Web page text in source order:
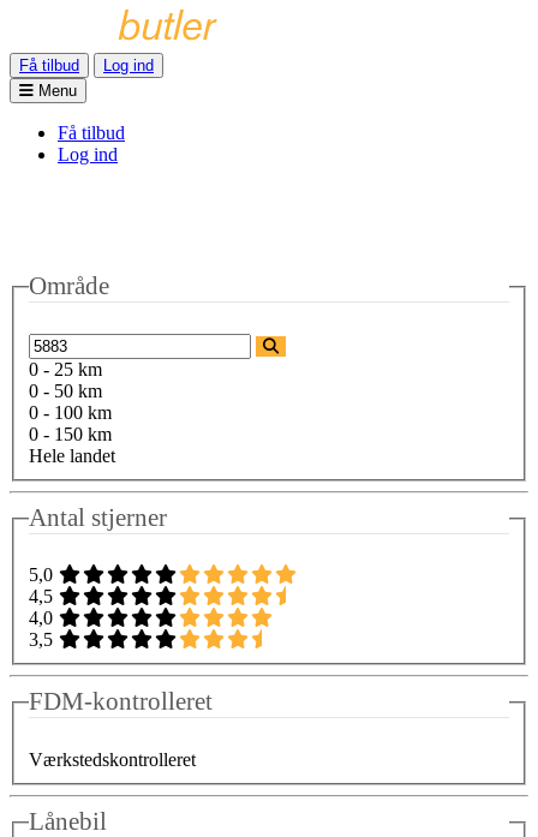
Få tilbud
Log ind
Menu
Få tilbud
Log ind
Område
0 - 25 km
0 - 50 km
0 - 100 km
0 - 150 km
Hele landet
Antal stjerner
5,0
4,5
4,0
3,5
FDM-kontrolleret
Værkstedskontrolleret
Lånebil